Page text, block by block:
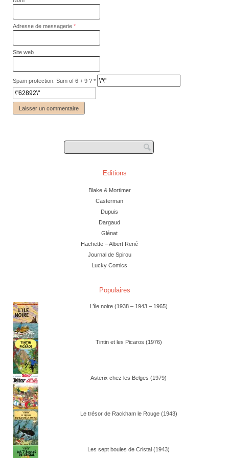
Adresse de messagerie *
Site web
Spam protection: Sum of 6 + 9 ? *
Editions
Blake & Mortimer
Casterman
Dupuis
Dargaud
Glénat
Hachette – Albert René
Journal de Spirou
Lucky Comics
Populaires
L’île noire (1938 – 1943 – 1965)
Tintin et les Picaros (1976)
Asterix chez les Belges (1979)
Le trésor de Rackham le Rouge (1943)
Les sept boules de Cristal (1943)